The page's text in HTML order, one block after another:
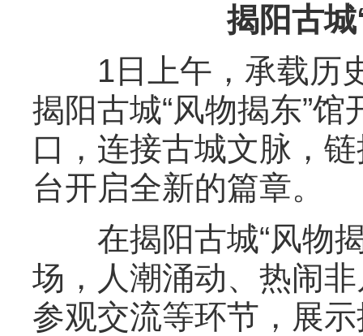
揭阳古
1日上午，承载历
揭阳古城“风物揭东”
口，连接古城文脉，
台开启全新的篇章。
在揭阳古城“风物揭
场，人潮涌动、热闹
参观交流等环节，展